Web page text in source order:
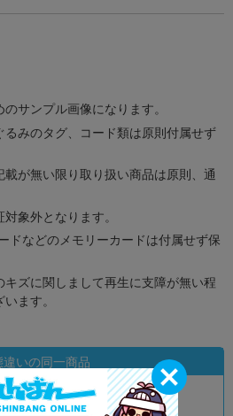
サンプル画像になります。
みのタグ、コード類は原則付属せず
が無い限り取り扱い商品は原則、通
象外となります。
ドなどのメモリーカードは付属せず保
ズに関しまして再生に支障が無い程
ます。
違いの同一商品